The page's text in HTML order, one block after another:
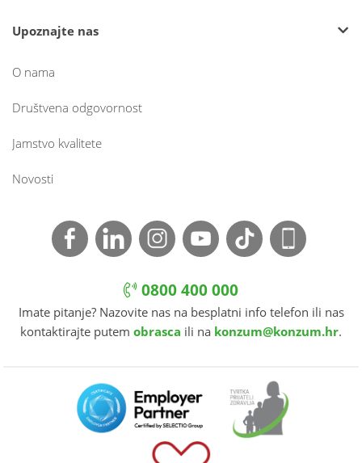
Upoznajte nas
O nama
Društvena odgovornost
Jamstvo kvalitete
Novosti
0800 400 000
Imate pitanje? Nazovite nas na besplatni info telefon ili nas
kontaktirajte putem obrasca ili na konzum@konzum.hr.